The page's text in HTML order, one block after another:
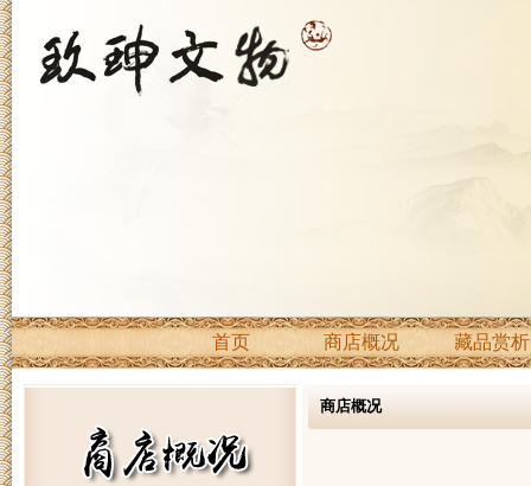
首页 商店概况 藏品赏析
商店概况